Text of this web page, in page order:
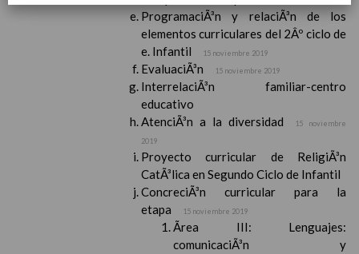
ProgramaciÃ³n y relaciÃ³n de los
elementos curriculares del 2Âº ciclo de
e. Infantil
15 noviembre 2019
EvaluaciÃ³n 15 noviembre 2019
InterrelaciÃ³n familiar-centro
educativo
AtenciÃ³n a la diversidad
15 noviembre
2019
Proyecto curricular de ReligiÃ³n
CatÃ³lica en Segundo Ciclo de Infantil
ConcreciÃ³n curricular para la
etapa
15 noviembre 2019
Ãrea III: Lenguajes:
comunicaciÃ³n y